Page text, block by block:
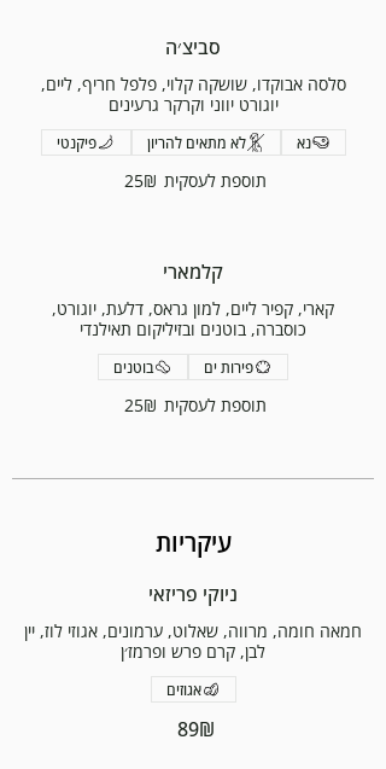
סביצ׳ה
סלסה אבוקדו, שושקה קלוי, פלפל חריף, ליים,
יוגורט יווני וקרקר גרעינים
תוספת לעסקית ‏25 ‏₪
נא לא מתאים להריון פיקנטי
קלמארי
קארי, קפיר ליים, למון גראס, דלעת, יוגורט,
כוסברה, בוטנים ובזיליקום תאילנדי
תוספת לעסקית ‏25 ‏₪
פירות ים בוטנים
עיקריות
ניוקי פריזאי
חמאה חומה, מרווה, שאלוט, ערמונים, אגוזי לוז, יין
לבן, קרם פרש ופרמז׳ן
‏89 ‏₪
אגוזים